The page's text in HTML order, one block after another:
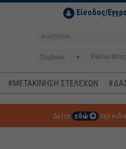
Είσοδος/
Σύμβολο
#ΜΕΤΑΚΙΝΗΣΗ ΣΤΕΛΕΧΩΝ
Δείτε εδώ την